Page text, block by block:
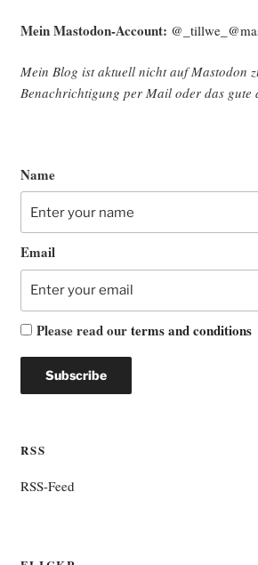
Mein Mast­o­don-Account:
Mein Blog ist aktu­ell nicht auf Mast­o­don
Benach­rich­ti­gung per Mail oder das gute
Name
Email
Please read ourterms and conditions
RSS
RSS-Feed